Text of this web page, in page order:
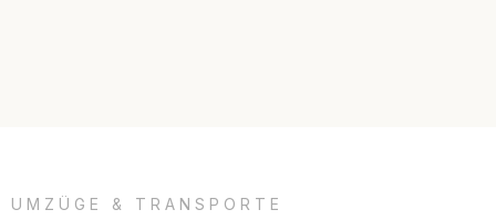
UMZÜGE & TRANSPORTE